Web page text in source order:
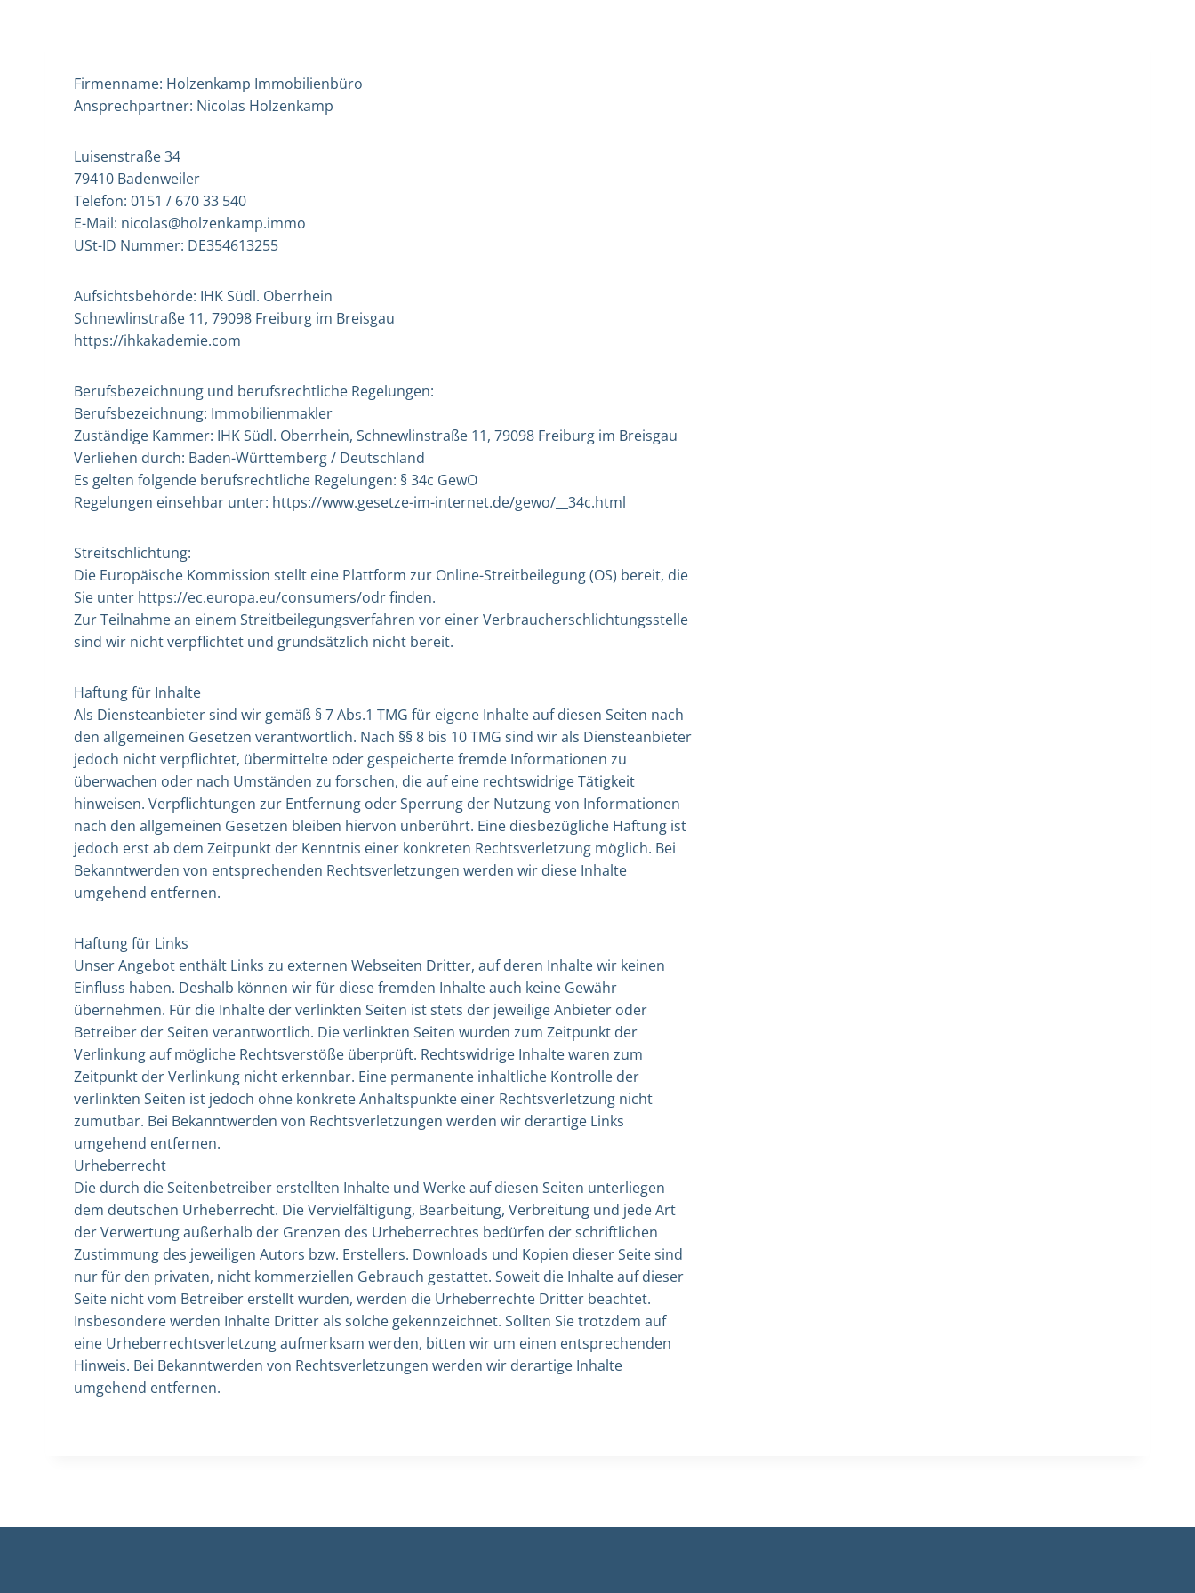
Firmenname: Holzenkamp Immobilienbüro
Ansprechpartner: Nicolas Holzenkamp
Luisenstraße 34
79410 Badenweiler
Telefon: 0151 / 670 33 540
E-Mail: nicolas@holzenkamp.immo
USt-ID Nummer: DE354613255
Aufsichtsbehörde: IHK Südl. Oberrhein
Schnewlinstraße 11, 79098 Freiburg im Breisgau
https://ihkakademie.com
Berufsbezeichnung und berufsrechtliche Regelungen:
Berufsbezeichnung: Immobilienmakler
Zuständige Kammer: IHK Südl. Oberrhein, Schnewlinstraße 11, 79098 Freiburg im Breisgau
Verliehen durch: Baden-Württemberg / Deutschland
Es gelten folgende berufsrechtliche Regelungen: § 34c GewO
Regelungen einsehbar unter: https://www.gesetze-im-internet.de/gewo/__34c.html
Streitschlichtung:
Die Europäische Kommission stellt eine Plattform zur Online-Streitbeilegung (OS) bereit, die
Sie unter https://ec.europa.eu/consumers/odr finden.
Zur Teilnahme an einem Streitbeilegungsverfahren vor einer Verbraucherschlichtungsstelle
sind wir nicht verpflichtet und grundsätzlich nicht bereit.
Haftung für Inhalte
Als Diensteanbieter sind wir gemäß § 7 Abs.1 TMG für eigene Inhalte auf diesen Seiten nach
den allgemeinen Gesetzen verantwortlich. Nach §§ 8 bis 10 TMG sind wir als Diensteanbieter
jedoch nicht verpflichtet, übermittelte oder gespeicherte fremde Informationen zu
überwachen oder nach Umständen zu forschen, die auf eine rechtswidrige Tätigkeit
hinweisen. Verpflichtungen zur Entfernung oder Sperrung der Nutzung von Informationen
nach den allgemeinen Gesetzen bleiben hiervon unberührt. Eine diesbezügliche Haftung ist
jedoch erst ab dem Zeitpunkt der Kenntnis einer konkreten Rechtsverletzung möglich. Bei
Bekanntwerden von entsprechenden Rechtsverletzungen werden wir diese Inhalte
umgehend entfernen.
Haftung für Links
Unser Angebot enthält Links zu externen Webseiten Dritter, auf deren Inhalte wir keinen
Einfluss haben. Deshalb können wir für diese fremden Inhalte auch keine Gewähr
übernehmen. Für die Inhalte der verlinkten Seiten ist stets der jeweilige Anbieter oder
Betreiber der Seiten verantwortlich. Die verlinkten Seiten wurden zum Zeitpunkt der
Verlinkung auf mögliche Rechtsverstöße überprüft. Rechtswidrige Inhalte waren zum
Zeitpunkt der Verlinkung nicht erkennbar. Eine permanente inhaltliche Kontrolle der
verlinkten Seiten ist jedoch ohne konkrete Anhaltspunkte einer Rechtsverletzung nicht
zumutbar. Bei Bekanntwerden von Rechtsverletzungen werden wir derartige Links
umgehend entfernen.
Urheberrecht
Die durch die Seitenbetreiber erstellten Inhalte und Werke auf diesen Seiten unterliegen
dem deutschen Urheberrecht. Die Vervielfältigung, Bearbeitung, Verbreitung und jede Art
der Verwertung außerhalb der Grenzen des Urheberrechtes bedürfen der schriftlichen
Zustimmung des jeweiligen Autors bzw. Erstellers. Downloads und Kopien dieser Seite sind
nur für den privaten, nicht kommerziellen Gebrauch gestattet. Soweit die Inhalte auf dieser
Seite nicht vom Betreiber erstellt wurden, werden die Urheberrechte Dritter beachtet.
Insbesondere werden Inhalte Dritter als solche gekennzeichnet. Sollten Sie trotzdem auf
eine Urheberrechtsverletzung aufmerksam werden, bitten wir um einen entsprechenden
Hinweis. Bei Bekanntwerden von Rechtsverletzungen werden wir derartige Inhalte
umgehend entfernen.